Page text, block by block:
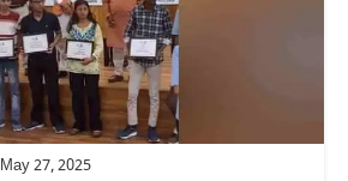
May 27, 2025